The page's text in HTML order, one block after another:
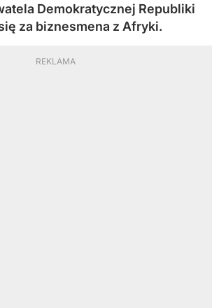
Demokratycznej Republiki
za biznesmena z Afryki.